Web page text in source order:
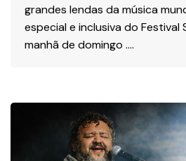
grandes lendas da música
especial e inclusiva do Festival
manhã de domingo ….